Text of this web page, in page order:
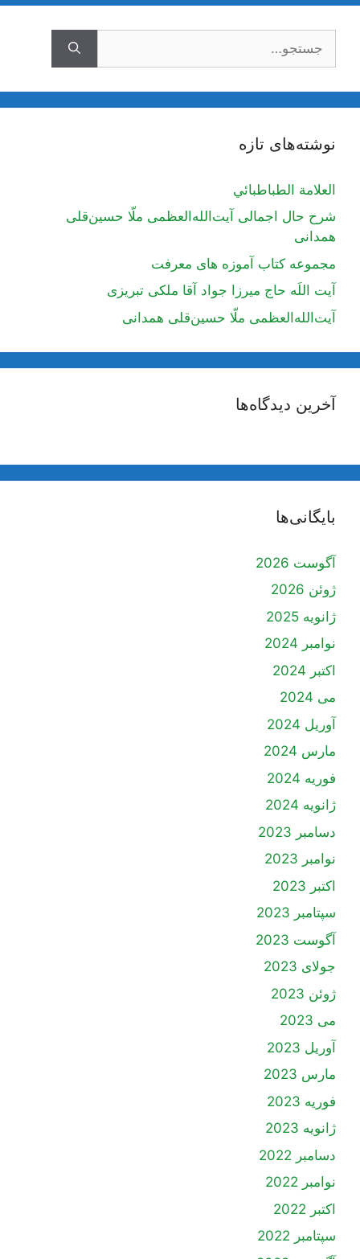
نوشته‌های تازه
العلامة الطباطبائي
شرح حال اجمالی آیت‌الله‌العظمی ملّا حسین‌قلی
همدانی
مجموعه کتاب آموزه های معرفت
آیت اللَه حاج میرزا جواد آقا ملکی تبریزی
آیت‌الله‌العظمی ملّا حسین‌قلی همدانی
آخرین دیدگاه‌ها
بایگانی‌ها
آگوست 2026
ژوئن 2026
ژانویه 2025
نوامبر 2024
اکتبر 2024
می 2024
آوریل 2024
مارس 2024
فوریه 2024
ژانویه 2024
دسامبر 2023
نوامبر 2023
اکتبر 2023
سپتامبر 2023
آگوست 2023
جولای 2023
ژوئن 2023
می 2023
آوریل 2023
مارس 2023
فوریه 2023
ژانویه 2023
دسامبر 2022
نوامبر 2022
اکتبر 2022
سپتامبر 2022